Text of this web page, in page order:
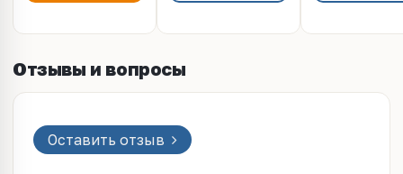
Отзывы и вопросы
Оставить отзыв